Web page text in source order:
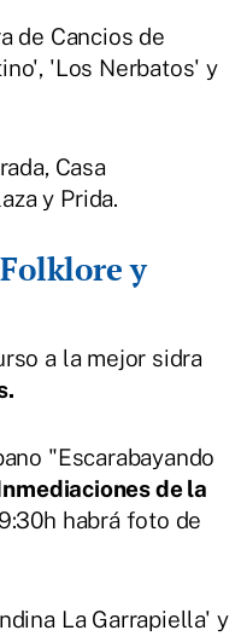
de Cancios de
'Los Nerbatos' y
Casa
y Prida.
y
a la mejor sidra
"Escarabayando
nmediaciones de la
habrá foto de
La Garrapiella' y